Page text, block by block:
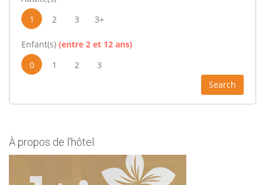
1
2 3 3+
Enfant(s) (entre 2 et 12 ans)
0
1 2
3
Search
À propos de l'hôtel